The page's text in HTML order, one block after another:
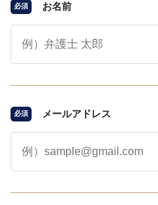
必須 お名前
必須 メールアドレス